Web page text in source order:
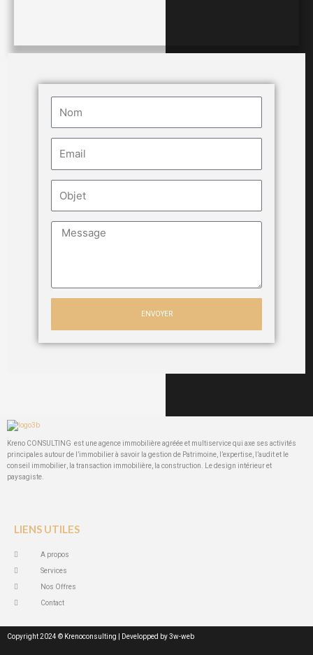
ENVOYER
Kreno CONSULTING est une agence immobilière agréée et multiservice qui axe ses activités
principales autour de l’immobilier à savoir la gestion de Patrimoine, l’expertise, l’audit et le
conseil immobilier, la transaction immobilière, la construction. Le design intérieur et
paysagiste.
LIENS UTILES
A propos
Services
Nos Offres
Contact
Copyright 2024 © Krenoconsulting | Developped by 3w-web